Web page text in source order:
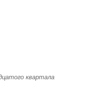
квартала